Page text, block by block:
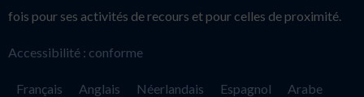
fois pour ses activités de recours et pour celles de proximité.
Accessibilité : conforme
Français Anglais Néerlandais Espagnol
Arabe